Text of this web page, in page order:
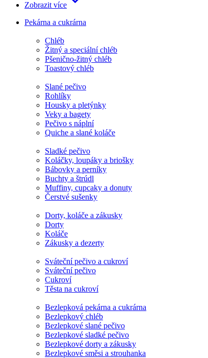
Zobrazit více
Pekárna a cukrárna
Chléb
Žitný a speciální chléb
Pšenično-žitný chléb
Toastový chléb
Slané pečivo
Rohlíky
Housky a pletýnky
Veky a bagety
Pečivo s náplní
Quiche a slané koláče
Sladké pečivo
Koláčky, loupáky a briošky
Bábovky a perníky
Buchty a štrúdl
Muffiny, cupcaky a donuty
Čerstvé sušenky
Dorty, koláče a zákusky
Dorty
Koláče
Zákusky a dezerty
Sváteční pečivo a cukroví
Sváteční pečivo
Cukroví
Těsta na cukroví
Bezlepková pekárna a cukrárna
Bezlepkový chléb
Bezlepkové slané pečivo
Bezlepkové sladké pečivo
Bezlepkové dorty a zákusky
Bezlepkové směsi a strouhanka